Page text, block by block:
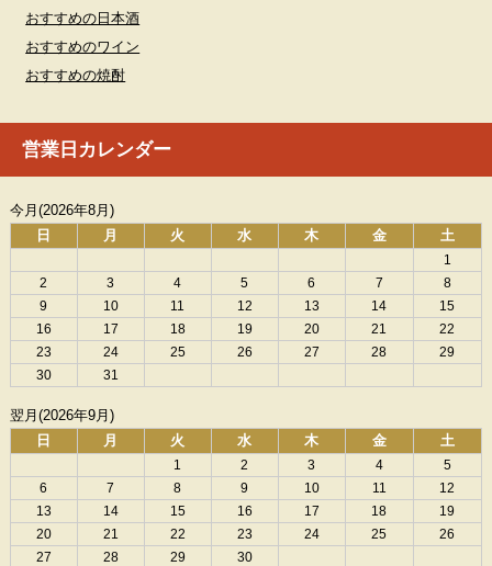
おすすめの日本酒
おすすめのワイン
おすすめの焼酎
営業日カレンダー
今月(2026年8月)
日
月 火 水 木 金 土
1
2
3 4 5 6 7
8
9
10 11 12 13 14
15
16
17 18 19 20 21
22
23
24 25 26 27 28
29
30
31
翌月(2026年9月)
日
月 火 水 木 金 土
1 2 3 4
5
6
7 8 9 10 11
12
13
14 15 16 17 18
19
20
21 22 23 24 25
26
27
28 29 30